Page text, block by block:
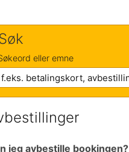
eller emne
jeg avbestille bookingen?